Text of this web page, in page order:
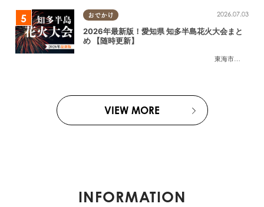
おでかけ
東海市
,大府市
2026.07.03
2026年最新版！愛知県 知多半島花火大会まと
め 【随時更新】
VIEW MORE
INFORMATION